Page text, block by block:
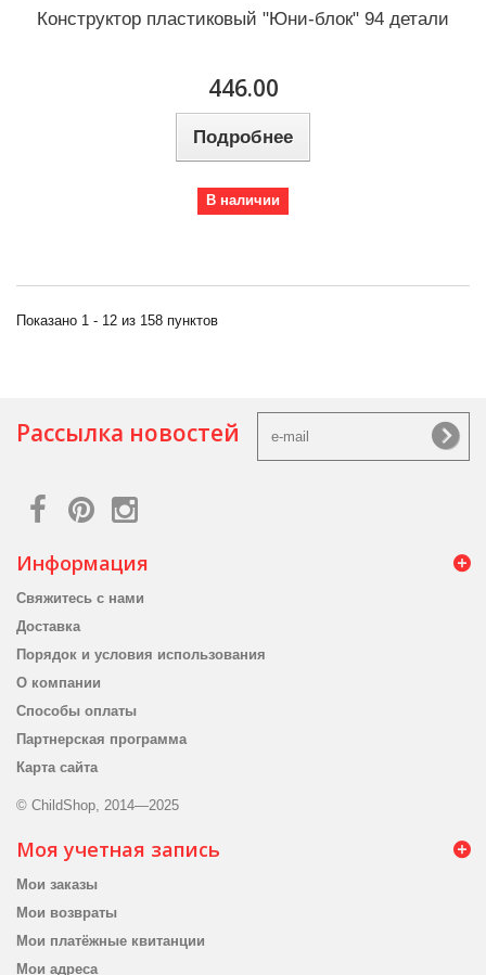
Конструктор пластиковый "Юни-блок" 94 детали
446.00
Подробнее
В наличии
Показано 1 - 12 из 158 пунктов
Рассылка новостей
Информация
Свяжитесь с нами
Доставка
Порядок и условия использования
О компании
Способы оплаты
Партнерская программа
Карта сайта
© ChildShop, 2014—2025
Моя учетная запись
Мои заказы
Мои возвраты
Мои платёжные квитанции
Мои адреса